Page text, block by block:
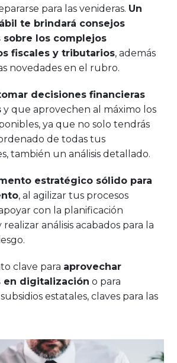
para las venideras. Un
te brindará consejos
sobre los complejos
fiscales y tributarios, además
novedades en el rubro.
decisiones financieras
y que aprovechen al máximo los
ya que no solo tendrás
de todas tus
también un análisis detallado.
estratégico sólido para
, al agilizar tus procesos
con la planificación
análisis acabados para la
clave para aprovechar
en digitalización o para
estatales, claves para las